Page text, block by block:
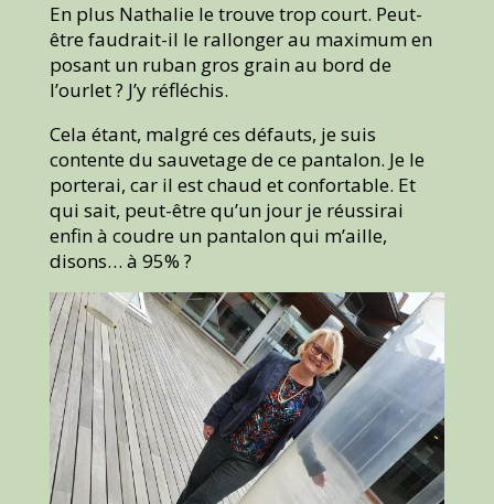
En plus Nathalie le trouve trop court. Peut-
être faudrait-il le rallonger au maximum en
posant un ruban gros grain au bord de
l’ourlet ? J’y réfléchis.
Cela étant, malgré ces défauts, je suis
contente du sauvetage de ce pantalon. Je le
porterai, car il est chaud et confortable. Et
qui sait, peut-être qu’un jour je réussirai
enfin à coudre un pantalon qui m’aille,
disons… à 95% ?